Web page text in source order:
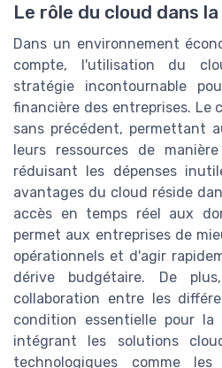
Le rôle du cloud dans
Dans un environnement
compte, l'utilisation du
stratégie incontournable
financière des entreprises. Le
sans précédent, permettant
leurs ressources de
réduisant les dépenses
avantages du cloud réside
accès en temps réel aux
permet aux entreprises de
opérationnels et d'agir
dérive budgétaire. De
collaboration entre les
condition essentielle pour
intégrant les solutions
technologiques comme